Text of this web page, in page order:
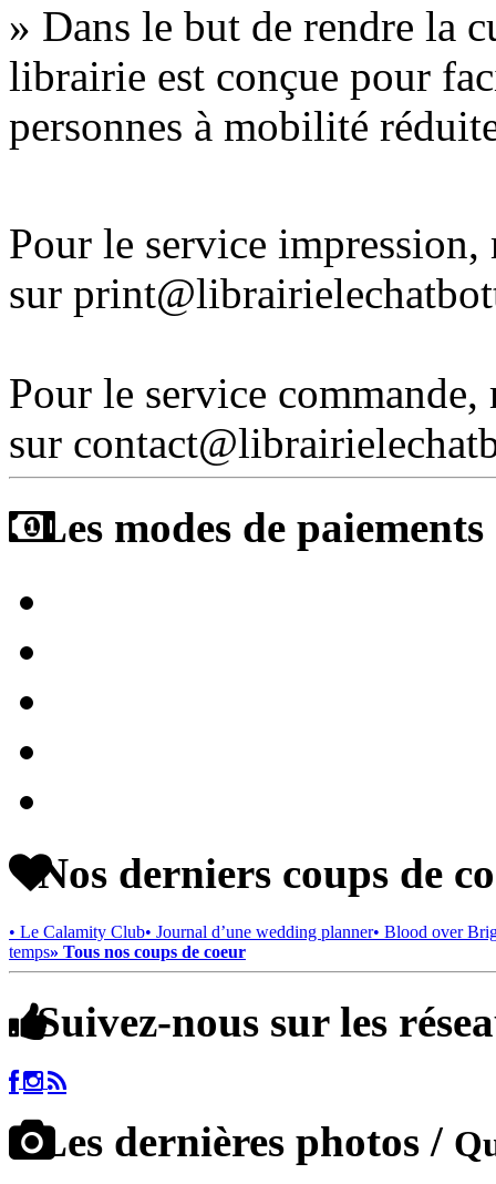
» Dans le but de rendre la
librairie est conçue pour
personnes à mobilité
Pour le service
sur
Pour le service
sur
Les modes de
Nos derniers coups de
• Le Calamity Club• Journal d’une wedding planner• Blood over
temps» Tous nos coups de coeur
Suivez-nous sur les
Les dernières photos /